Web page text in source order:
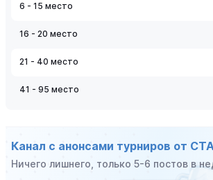
6 - 15 место
16 - 20 место
21 - 40 место
41 - 95 место
Канал с анонсами турниров от
Ничего лишнего, только 5-6 постов в